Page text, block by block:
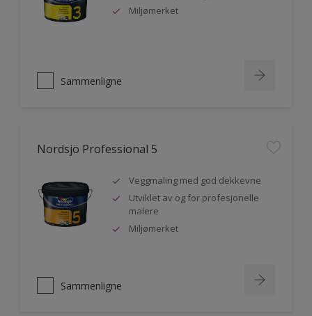
Miljømerket
Sammenligne
Nordsjö Professional 5
Veggmaling med god dekkevne
Utviklet av og for profesjonelle
malere
Miljømerket
Sammenligne